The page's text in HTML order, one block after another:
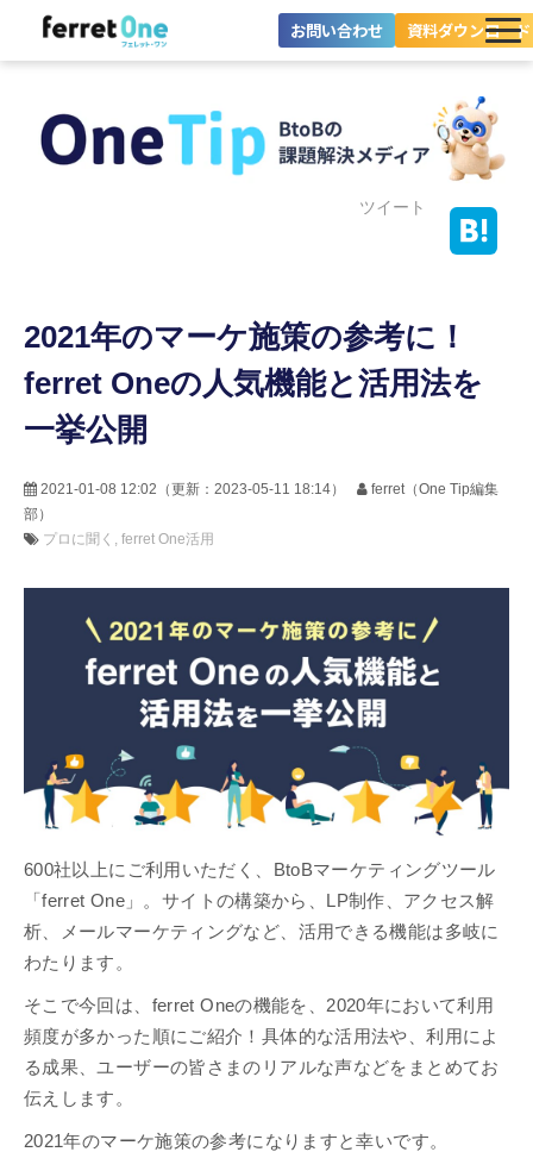
お問い合わせ 資料ダウンロード
ツール・機能一覧
料金プラン
セミナー
ツイート
2021年のマーケ施策の参考に！
ferret Oneの人気機能と活用法を
一挙公開
2021-01-08 12:02 （更新： 2023-05-11 18:14）
ferret（One Tip編集
部）
プロに聞く
ferret One活用
600社以上にご利用いただく、BtoBマーケティングツール
「ferret One」。サイトの構築から、LP制作、アクセス解
析、メールマーケティングなど、活用できる機能は多岐に
わたります。
そこで今回は、ferret Oneの機能を、2020年において利用
頻度が多かった順にご紹介！具体的な活用法や、利用によ
る成果、ユーザーの皆さまのリアルな声などをまとめてお
伝えします。
2021年のマーケ施策の参考になりますと幸いです。